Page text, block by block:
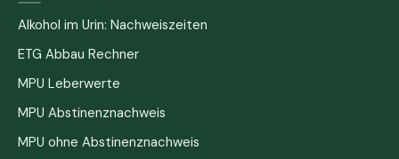
Alkohol im Urin: Nachweiszeiten
ETG Abbau Rechner
MPU Leberwerte
MPU Abstinenznachweis
MPU ohne Abstinenznachweis